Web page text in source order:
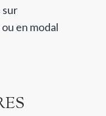
sur
en modal